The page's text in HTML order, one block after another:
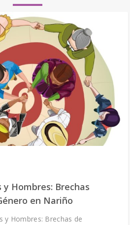
y Hombres: Brechas
en Nariño
y Hombres: Brechas de